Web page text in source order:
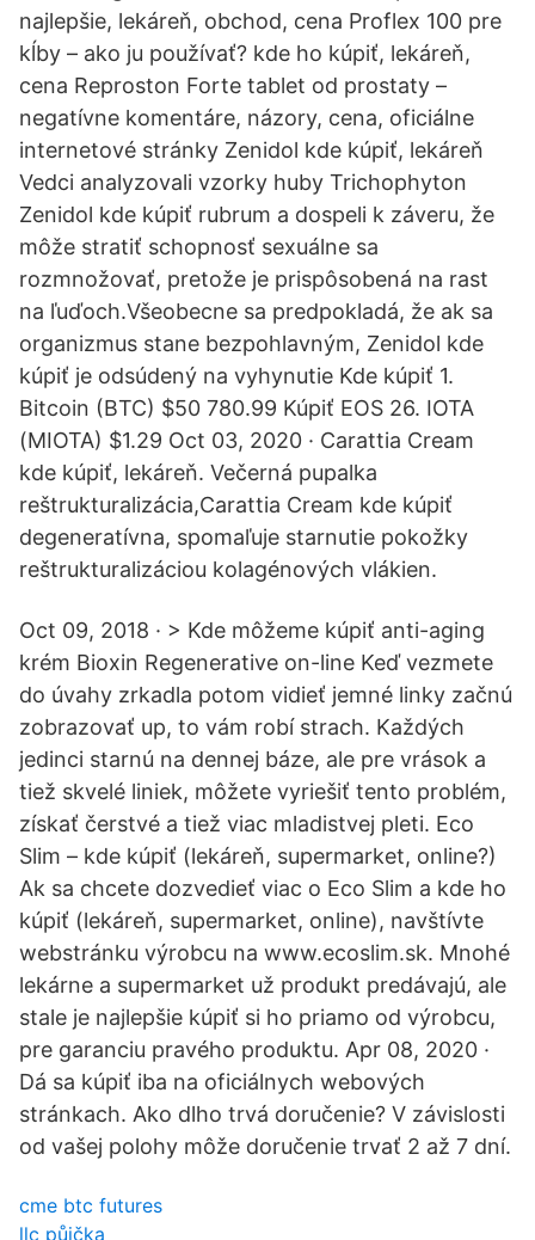
najlepšie, lekáreň, obchod, cena Proflex 100 pre
kĺby – ako ju používať? kde ho kúpiť, lekáreň,
cena Reproston Forte tablet od prostaty –
negatívne komentáre, názory, cena, oficiálne
internetové stránky Zenidol kde kúpiť, lekáreň
Vedci analyzovali vzorky huby Trichophyton
Zenidol kde kúpiť rubrum a dospeli k záveru, že
môže stratiť schopnosť sexuálne sa
rozmnožovať, pretože je prispôsobená na rast
na ľuďoch.Všeobecne sa predpokladá, že ak sa
organizmus stane bezpohlavným, Zenidol kde
kúpiť je odsúdený na vyhynutie Kde kúpiť 1.
Bitcoin (BTC) $50 780.99 Kúpiť EOS 26. IOTA
(MIOTA) $1.29 Oct 03, 2020 · Carattia Cream
kde kúpiť, lekáreň. Večerná pupalka
reštrukturalizácia,Carattia Cream kde kúpiť
degeneratívna, spomaľuje starnutie pokožky
reštrukturalizáciou kolagénových vlákien.
Oct 09, 2018 · > Kde môžeme kúpiť anti-aging
krém Bioxin Regenerative on-line Keď vezmete
do úvahy zrkadla potom vidieť jemné linky začnú
zobrazovať up, to vám robí strach. Každých
jedinci starnú na dennej báze, ale pre vrások a
tiež skvelé liniek, môžete vyriešiť tento problém,
získať čerstvé a tiež viac mladistvej pleti. Eco
Slim – kde kúpiť (lekáreň, supermarket, online?)
Ak sa chcete dozvedieť viac o Eco Slim a kde ho
kúpiť (lekáreň, supermarket, online), navštívte
webstránku výrobcu na www.ecoslim.sk. Mnohé
lekárne a supermarket už produkt predávajú, ale
stale je najlepšie kúpiť si ho priamo od výrobcu,
pre garanciu pravého produktu. Apr 08, 2020 ·
Dá sa kúpiť iba na oficiálnych webových
stránkach. Ako dlho trvá doručenie? V závislosti
od vašej polohy môže doručenie trvať 2 až 7 dní.
cme btc futures
llc půjčka